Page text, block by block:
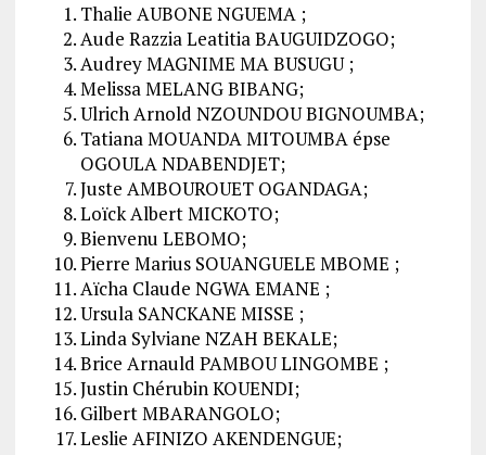
Thalie AUBONE NGUEMA ;
Aude Razzia Leatitia BAUGUIDZOGO;
Audrey MAGNIME MA BUSUGU ;
Melissa MELANG BIBANG;
Ulrich Arnold NZOUNDOU BIGNOUMBA;
Tatiana MOUANDA MITOUMBA épse
OGOULA NDABENDJET;
Juste AMBOUROUET OGANDAGA;
Loïck Albert MICKOTO;
Bienvenu LEBOMO;
Pierre Marius SOUANGUELE MBOME ;
Aïcha Claude NGWA EMANE ;
Ursula SANCKANE MISSE ;
Linda Sylviane NZAH BEKALE;
Brice Arnauld PAMBOU LINGOMBE ;
Justin Chérubin KOUENDI;
Gilbert MBARANGOLO;
Leslie AFINIZO AKENDENGUE;